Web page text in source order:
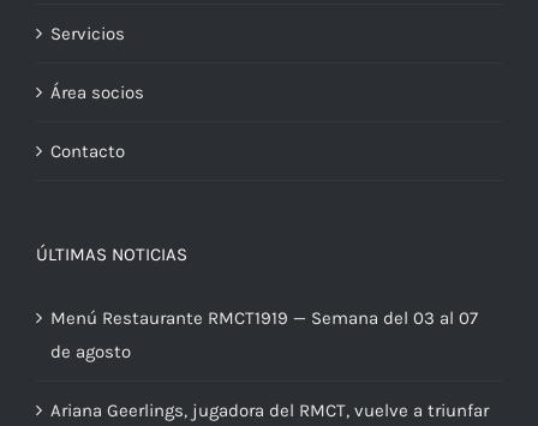
Servicios
Área socios
Contacto
ÚLTIMAS NOTICIAS
Menú Restaurante RMCT1919 — Semana del 03 al 07
de agosto
Ariana Geerlings, jugadora del RMCT, vuelve a triunfar